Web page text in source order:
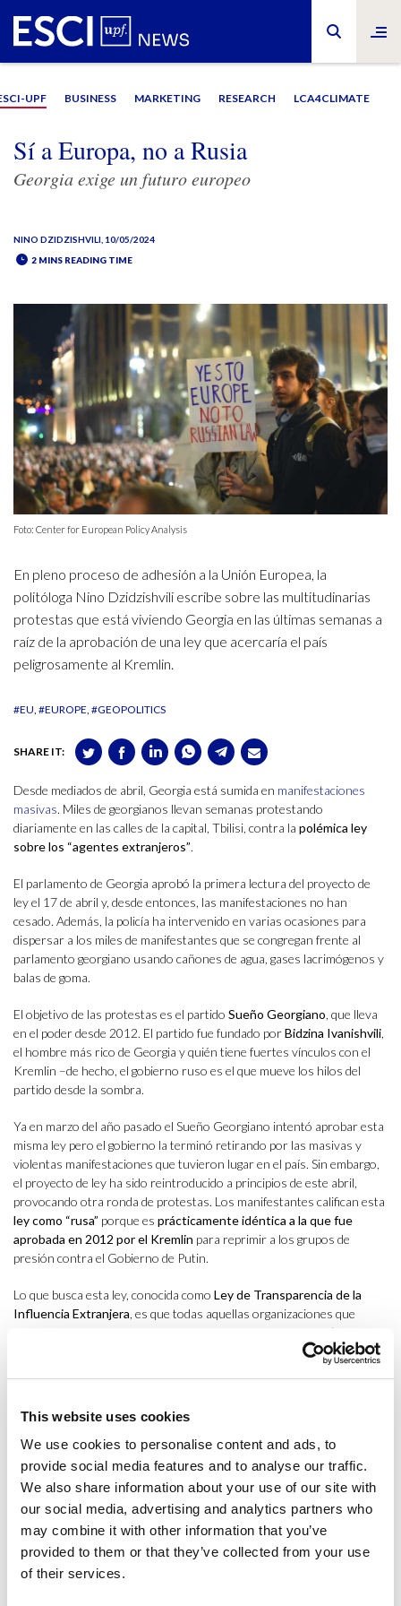
This website uses cookies
We use cookies to personalise content and ads, to
provide social media features and to analyse our traffic.
We also share information about your use of our site with
our social media, advertising and analytics partners who
may combine it with other information that you’ve
provided to them or that they’ve collected from your use
of their services.
UPF BUSINESS MARKETING RESEARCH LCA4CLIMATE
Sí a Europa, no a Rusia
Georgia exige un futuro europeo
NINO DZIDZISHVILI , 10/05/2024
2 MINS READING TIME
Foto: Center for European Policy Analysis
En pleno proceso de adhesión a la Unión Europea, la
politóloga Nino Dzidzishvili escribe sobre las multitudinarias
protestas que está viviendo Georgia en las últimas semanas a
raíz de la aprobación de una ley que acercaría el país
peligrosamente al Kremlin.
#EU #EUROPE #GEOPOLITICS
SHARE IT:
Desde mediados de abril, Georgia está sumida en manifestaciones
masivas. Miles de georgianos llevan semanas protestando
diariamente en las calles de la capital, Tbilisi, contra la polémica ley
sobre los “agentes extranjeros”.
El parlamento de Georgia aprobó la primera lectura del proyecto de
ley el 17 de abril y, desde entonces, las manifestaciones no han
cesado. Además, la policía ha intervenido en varias ocasiones para
dispersar a los miles de manifestantes que se congregan frente al
parlamento georgiano usando cañones de agua, gases lacrimógenos y
balas de goma.
El objetivo de las protestas es el partido Sueño Georgiano, que lleva
en el poder desde 2012. El partido fue fundado porBidzina Ivanishvili,
el hombre más rico de Georgia y quién tiene fuertes vínculos con el
Kremlin –de hecho, el gobierno ruso es el que mueve los hilos del
partido desde la sombra.
Ya en marzo del año pasado el Sueño Georgiano intentó aprobar esta
misma ley pero el gobierno la terminó retirando por las masivas y
violentas manifestaciones que tuvieron lugar en el país. Sin embargo,
el proyecto de ley ha sido reintroducido a principios de este abril,
provocando otra ronda de protestas. Los manifestantes califican esta
ley como “rusa” porque es prácticamente idéntica a la que fue
aprobada en 2012 por el Kremlin para reprimir a los grupos de
presión contra el Gobierno de Putin.
Lo que busca esta ley, conocida como Ley de Transparencia de la
Influencia Extranjera, es que todas aquellas organizaciones que
reciban más del 20% de su financiación desde fuera del país (incluidos
los medios de comunicación) se registren como “agentes de influencia
extranjera”. Según el partido gobernante, esto es necesario para
desestabilicen al país.
La norma ya ha sido aprobada en la primera y segunda lectura. A
mediados de mayo tendrá lugar la tercera y definitiva votación en el
Parlamento. En el caso de que al final esta ley sea aprobada, será
enviada a la presidenta de la Cámara, Salome Zurabishvili, quien ha
prometidovetarla . Sin embargo, el Sueño Georgiano tiene mayoría y
puede anular el veto presidencial y convertir la ley en una realidad.